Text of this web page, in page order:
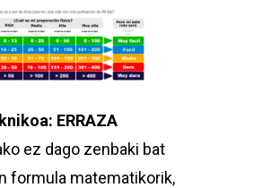
ERRAZA
ez dago zenbaki bat
formula matematikorik,